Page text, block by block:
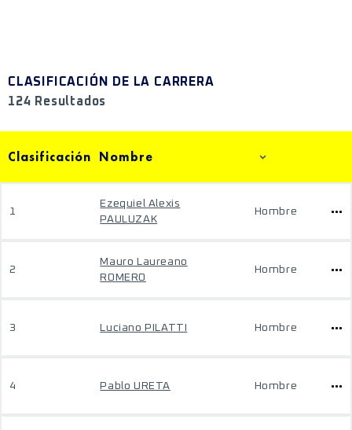
CLASIFICACIÓN DE LA CARRERA
124 Resultados
Clasificación Nombre
1
Ezequiel Alexis
PAULUZAK
Hombre
2
Mauro Laureano
ROMERO
Hombre
3 Luciano PILATTI Hombre
4 Pablo URETA Hombre